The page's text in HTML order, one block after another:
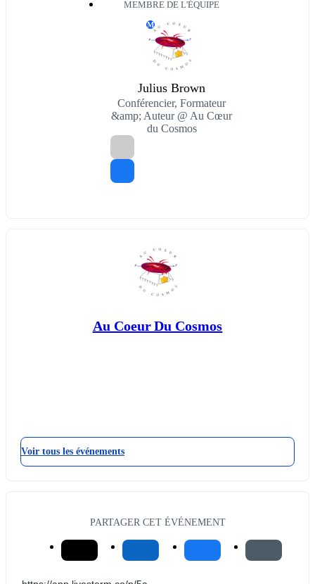
MEMBRE DE L'ÉQUIPE
M
Julius Brown
Conférencier, Formateur
&amp; Auteur @ Au Cœur
du Cosmos
Au Coeur Du Cosmos
Voir tous les événements
PARTAGER CET ÉVÉNEMENT